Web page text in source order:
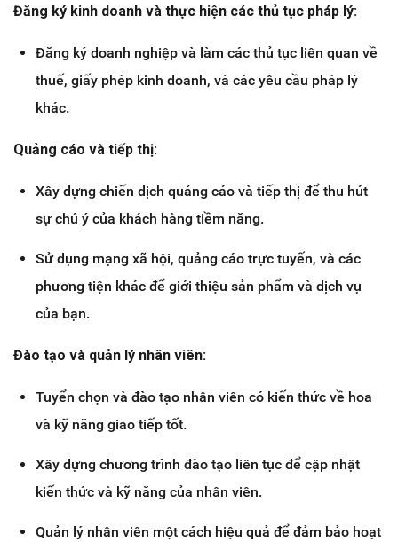
Đăng ký kinh doanh và thực hiện các thủ tục pháp lý:
Đăng ký doanh nghiệp và làm các thủ tục liên quan về
thuế, giấy phép kinh doanh, và các yêu cầu pháp lý
khác.
Quảng cáo và tiếp thị:
Xây dựng chiến dịch quảng cáo và tiếp thị để thu hút
sự chú ý của khách hàng tiềm năng.
Sử dụng mạng xã hội, quảng cáo trực tuyến, và các
phương tiện khác để giới thiệu sản phẩm và dịch vụ
của bạn.
Đào tạo và quản lý nhân viên:
Tuyển chọn và đào tạo nhân viên có kiến thức về hoa
và kỹ năng giao tiếp tốt.
Xây dựng chương trình đào tạo liên tục để cập nhật
kiến thức và kỹ năng của nhân viên.
Quản lý nhân viên một cách hiệu quả để đảm bảo hoạt